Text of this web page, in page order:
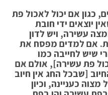
כגון אם יכול לאכול פת
יוצאים ידי חובת
עשירה, ויש לדון
אם למדים מפסח את
שיש לחייבה כמו
פת עשירה], אולם אם
[שבכל החג אין חיוב
כעניינה, וכיון